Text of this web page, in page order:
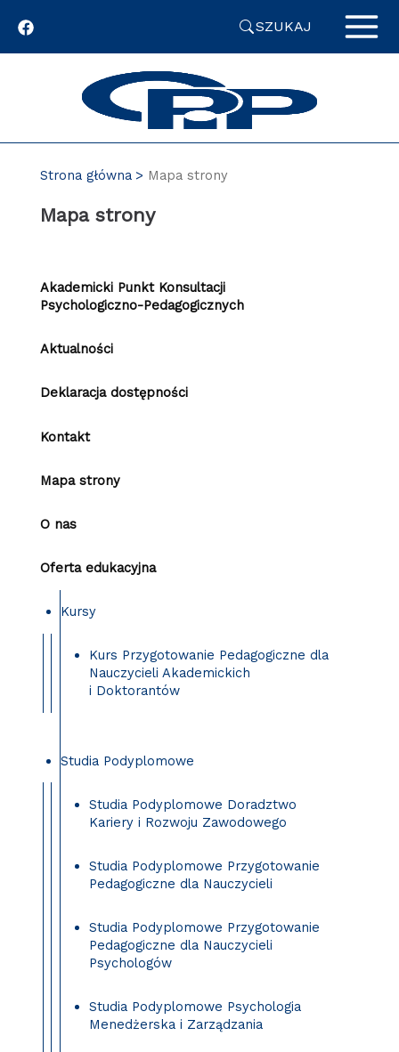
SZUKAJ
Strona główna Mapa strony
Mapa strony
Akademicki Punkt Konsultacji
Psychologiczno-Pedagogicznych
Aktualności
Deklaracja dostępności
Kontakt
Mapa strony
O nas
Oferta edukacyjna
Kursy
Kurs Przygotowanie Pedagogiczne dla
Nauczycieli Akademickich
i Doktorantów
Studia Podyplomowe
Studia Podyplomowe Doradztwo
Kariery i Rozwoju Zawodowego
Studia Podyplomowe Przygotowanie
Pedagogiczne dla Nauczycieli
Studia Podyplomowe Przygotowanie
Pedagogiczne dla Nauczycieli
Psychologów
Studia Podyplomowe Psychologia
Menedżerska i Zarządzania